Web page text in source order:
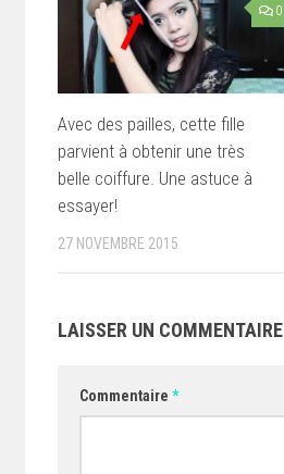
0
Avec des pailles, cette fille
parvient à obtenir une très
belle coiffure. Une astuce à
essayer!
27 NOVEMBRE 2015
LAISSER UN COMMENTAIRE
Commentaire *